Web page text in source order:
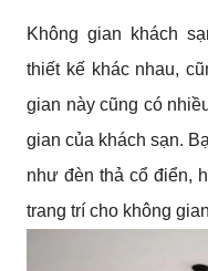
Không gian khách
thiết kế khác nhau,
gian này cũng có
gian của khách sạn.
như đèn thả cổ điển,
trang trí cho không